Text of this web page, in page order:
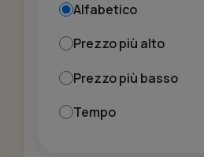
Alfabetico
Prezzo più alto
Prezzo più basso
Tempo